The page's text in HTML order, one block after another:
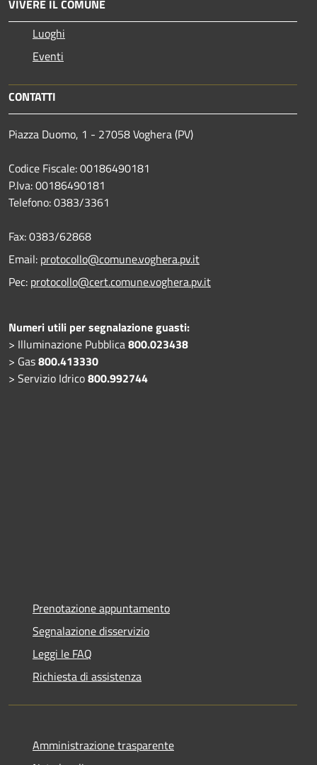
VIVERE IL COMUNE
Luoghi
Eventi
CONTATTI
Piazza Duomo, 1 - 27058 Voghera (PV)
Codice Fiscale: 00186490181
P.Iva: 00186490181
Telefono:0383/3361
Fax:0383/62868
Email: protocollo@comune.voghera.pv.it
Pec: protocollo@cert.comune.voghera.pv.it
Numeri utili per segnalazione guasti:
> Illuminazione Pubblica800.023438
> Gas800.413330
> Servizio Idrico800.992744
Prenotazione appuntamento
Segnalazione disservizio
Leggi le FAQ
Richiesta di assistenza
Amministrazione trasparente